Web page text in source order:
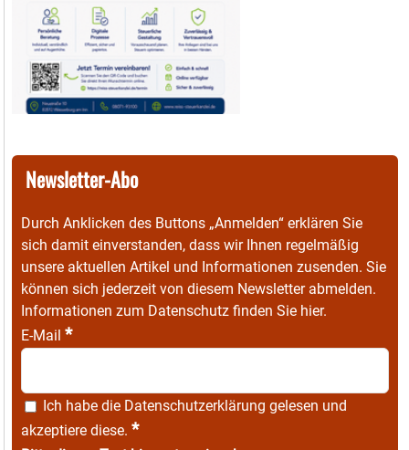
Newsletter-Abo
Durch Anklicken des Buttons „Anmelden“ erklären Sie
sich damit einverstanden, dass wir Ihnen regelmäßig
unsere aktuellen Artikel und Informationen zusenden. Sie
können sich jederzeit von diesem Newsletter abmelden.
Informationen zum Datenschutz finden Sie hier.
E-Mail *
Ich habe die Datenschutzerklärung gelesen und
akzeptiere diese. *